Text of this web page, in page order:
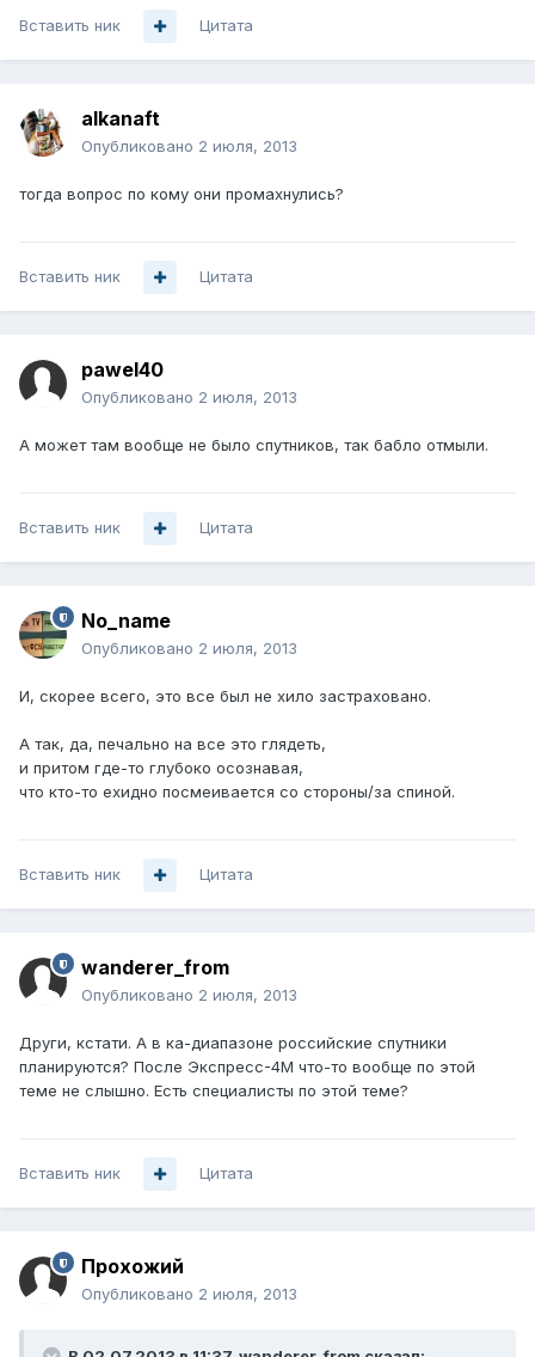
Вставить ник Цитата
alkanaft
Опубликовано 2 июля, 2013
тогда вопрос по кому они промахнулись?
Вставить ник Цитата
pawel40
Опубликовано 2 июля, 2013
А может там вообще не было спутников, так бабло отмыли.
Вставить ник Цитата
No_name
Опубликовано 2 июля, 2013
И, скорее всего, это все был не хило застраховано.
А так, да, печально на все это глядеть,
и притом где-то глубоко осознавая,
что кто-то ехидно посмеивается со стороны/за спиной.
Вставить ник Цитата
wanderer_from
Опубликовано 2 июля, 2013
Други, кстати. А в ка-диапазоне российские спутники
планируются? После Экспресс-4М что-то вообще по этой
теме не слышно. Есть специалисты по этой теме?
Вставить ник Цитата
Прохожий
Опубликовано 2 июля, 2013